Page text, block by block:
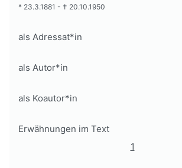
* 23.3.1881 - † 20.10.1950
als Adressat*in
als Autor*in
als Koautor*in
Erwähnungen im Text
1